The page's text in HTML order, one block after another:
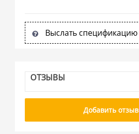
Выслать спецификацию
ОТЗЫВЫ
Добавить отзыв